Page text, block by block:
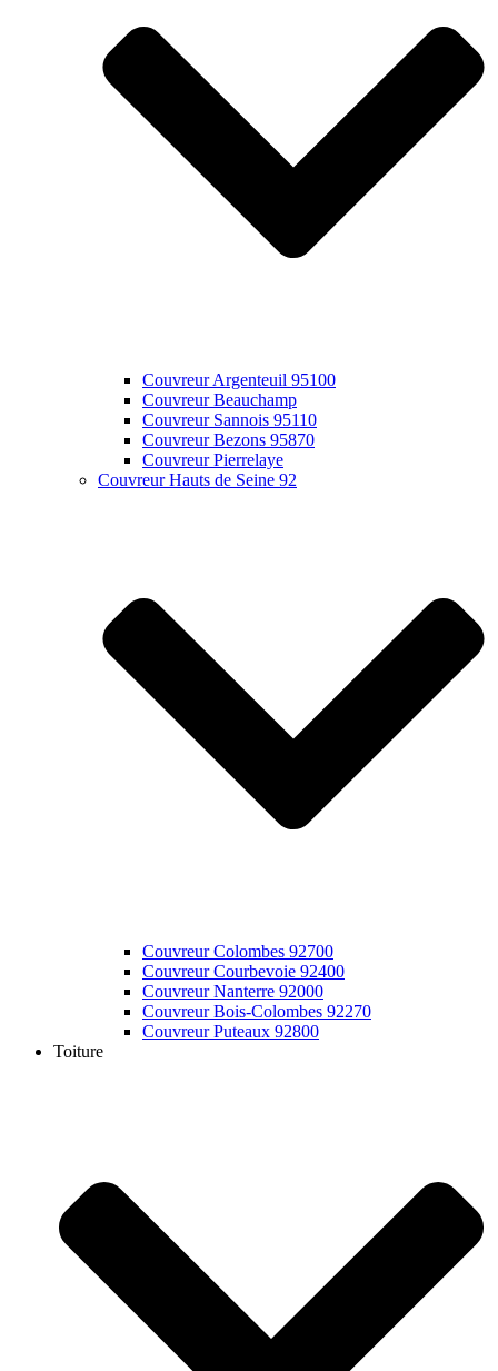
Couvreur Argenteuil 95100
Couvreur Beauchamp
Couvreur Sannois 95110
Couvreur Bezons 95870
Couvreur Pierrelaye
Couvreur Hauts de Seine 92
Couvreur Colombes 92700
Couvreur Courbevoie 92400
Couvreur Nanterre 92000
Couvreur Bois-Colombes 92270
Couvreur Puteaux 92800
Toiture